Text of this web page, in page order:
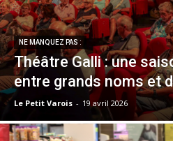
NE MANQUEZ PAS :
Théâtre Galli : une
entre grands noms et
Le Petit Varois - 19 avril 2026